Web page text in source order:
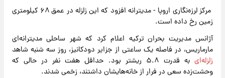
مرکز لرزه‌نگاری اروپا - مدیترانه افزود که این زلزله در عمق ۶۸ کیلومتری
زمین رخ داده است.
آژانس مدیریت بحران ترکیه اعلام کرد که شهر ساحلی مدیترانه‌ای
مارماریس، در فاصله یک ساعتی از جزایر دودکانیز، روز سه شنبه شاهد
زلزله‌ای
به قدرت ۵.۸ ریشتر بود. حداقل هفت نفر در حالی که
وحشت‌زده سعی در فرار از خانه‌هایشان داشتند، زخمی شدند.